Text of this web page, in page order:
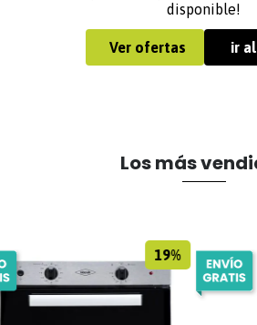
disponible!
Ver ofertas ir
Los más
19%